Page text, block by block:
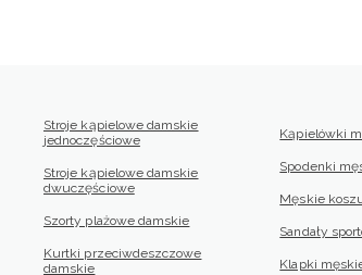
Stroje kąpielowe damskie
jednoczęściowe
Stroje kąpielowe damskie
dwuczęściowe
Szorty plażowe damskie
Kurtki przeciwdeszczowe
damskie
Kąpielówki
Spodenki
Męskie
Sandały
Klapki